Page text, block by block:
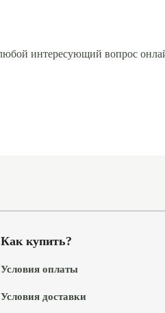
интересующий вопрос
Как купить?
Условия оплаты
Условия доставки